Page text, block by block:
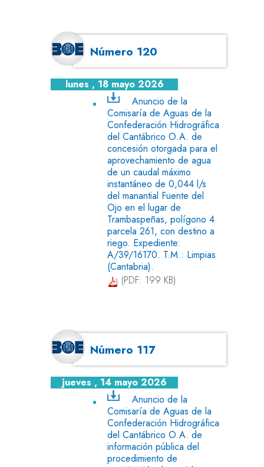
Número 120
lunes , 18 mayo 2026
Anuncio de la
Comisaría de Aguas de la
Confederación Hidrográfica
del Cantábrico O.A. de
concesión otorgada para el
aprovechamiento de agua
de un caudal máximo
instantáneo de 0,044 l/s
del manantial Fuente del
Ojo en el lugar de
Trambaspeñas, polígono 4
parcela 261, con destino a
riego. Expediente:
A/39/16170. T.M.: Limpias
(Cantabria).
(PDF: 199 KB)
Número 117
jueves , 14 mayo 2026
Anuncio de la
Comisaría de Aguas de la
Confederación Hidrográfica
del Cantábrico O.A. de
información pública del
procedimiento de